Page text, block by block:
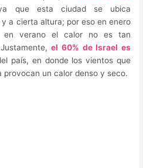
que esta ciudad se ubica
a cierta altura; por eso en enero
verano el calor no es tan
el 60% de Israel es
país, en donde los vientos que
provocan un calor denso y seco.